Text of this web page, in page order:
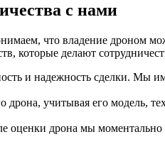
с нами
что владение дроном
которые делают
и надежность сделки. Мы
учитывая его модель,
оценки дрона мы